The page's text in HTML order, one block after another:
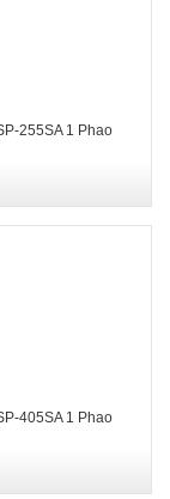
255SA 1 Phao
405SA 1 Phao